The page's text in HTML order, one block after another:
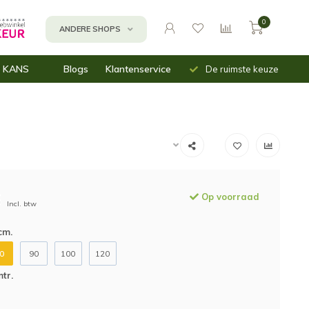
ANDERE SHOPS
0
KANS Blogs Klantenservice
leverbaar
verzending
De ruimste keuze
Incl. btw
Op voorraad
90 100 120